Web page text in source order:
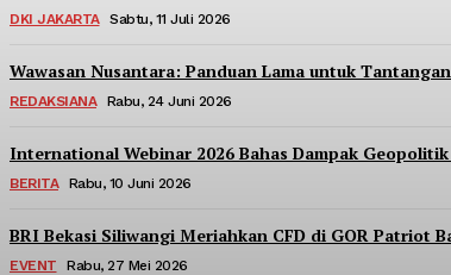
DKI JAKARTA Sabtu, 11 Juli 2026
Wawasan Nusantara: Panduan Lama untuk
REDAKSIANA Rabu, 24 Juni 2026
International Webinar 2026 Bahas Dampak
BERITA Rabu, 10 Juni 2026
BRI Bekasi Siliwangi Meriahkan CFD di GOR Patriot
EVENT Rabu, 27 Mei 2026